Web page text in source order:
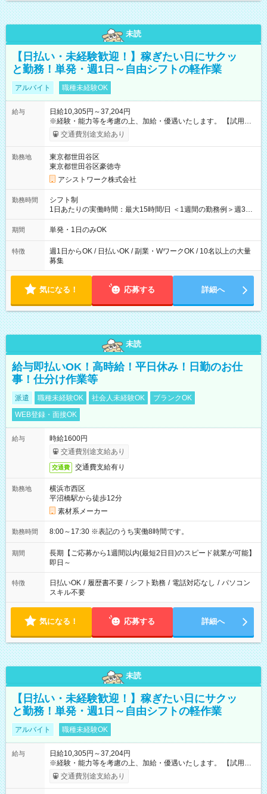
未読
【日払い・未経験歓迎！】稼ぎたい日にサクッ
と勤務！単発・週1日～自由シフトの軽作業
アルバイト 職種未経験OK
給与
日給10,305円～37,204円
※経験・能力等を考慮の上、加給・優遇いたします。 【試用期
間】試用期間なし
交通費別途支給あり
勤務地
東京都世田谷区
東京都世田谷区豪徳寺
アシストワーク株式会社
勤務時間
シフト制
1日あたりの実働時間：最大15時間/日 ＜1週間の勤務例＞週3回
勤務 勤務：月・水・金 休み：火・木・土・日 好きな時にお仕事
可能です！ ※1日あたりの最大実働時間は日勤、夜勤共に勤務し
期間 単発・1日のみOK
特徴
週1日からOK / 日払いOK / 副業・WワークOK / 10名以上の大量
募集
気になる！ 応募する 詳細へ
未読
給与即払いOK！高時給！平日休み！日勤のお仕
事！仕分け作業等
派遣 職種未経験OK 社会人未経験OK
ブランクOK
WEB登録・面接OK
給与
時給1600円
交通費別途支給あり
交通費 交通費支給有り
勤務地
横浜市西区
平沼橋駅から徒歩12分
素材系メーカー
勤務時間 8:00～17:30 ※表記のうち実働8時間です。
期間
長期【ご応募から1週間以内(最短2日目)のスピード就業が可能】
即日～
特徴 日払いOK / 履歴書不要 / シフト勤務 / 電話対応なし / パソコン
スキル不要
気になる！ 応募する 詳細へ
未読
【日払い・未経験歓迎！】稼ぎたい日にサクッ
と勤務！単発・週1日～自由シフトの軽作業
アルバイト 職種未経験OK
給与
日給10,305円～37,204円
※経験・能力等を考慮の上、加給・優遇いたします。 【試用期
間】試用期間なし
交通費別途支給あり